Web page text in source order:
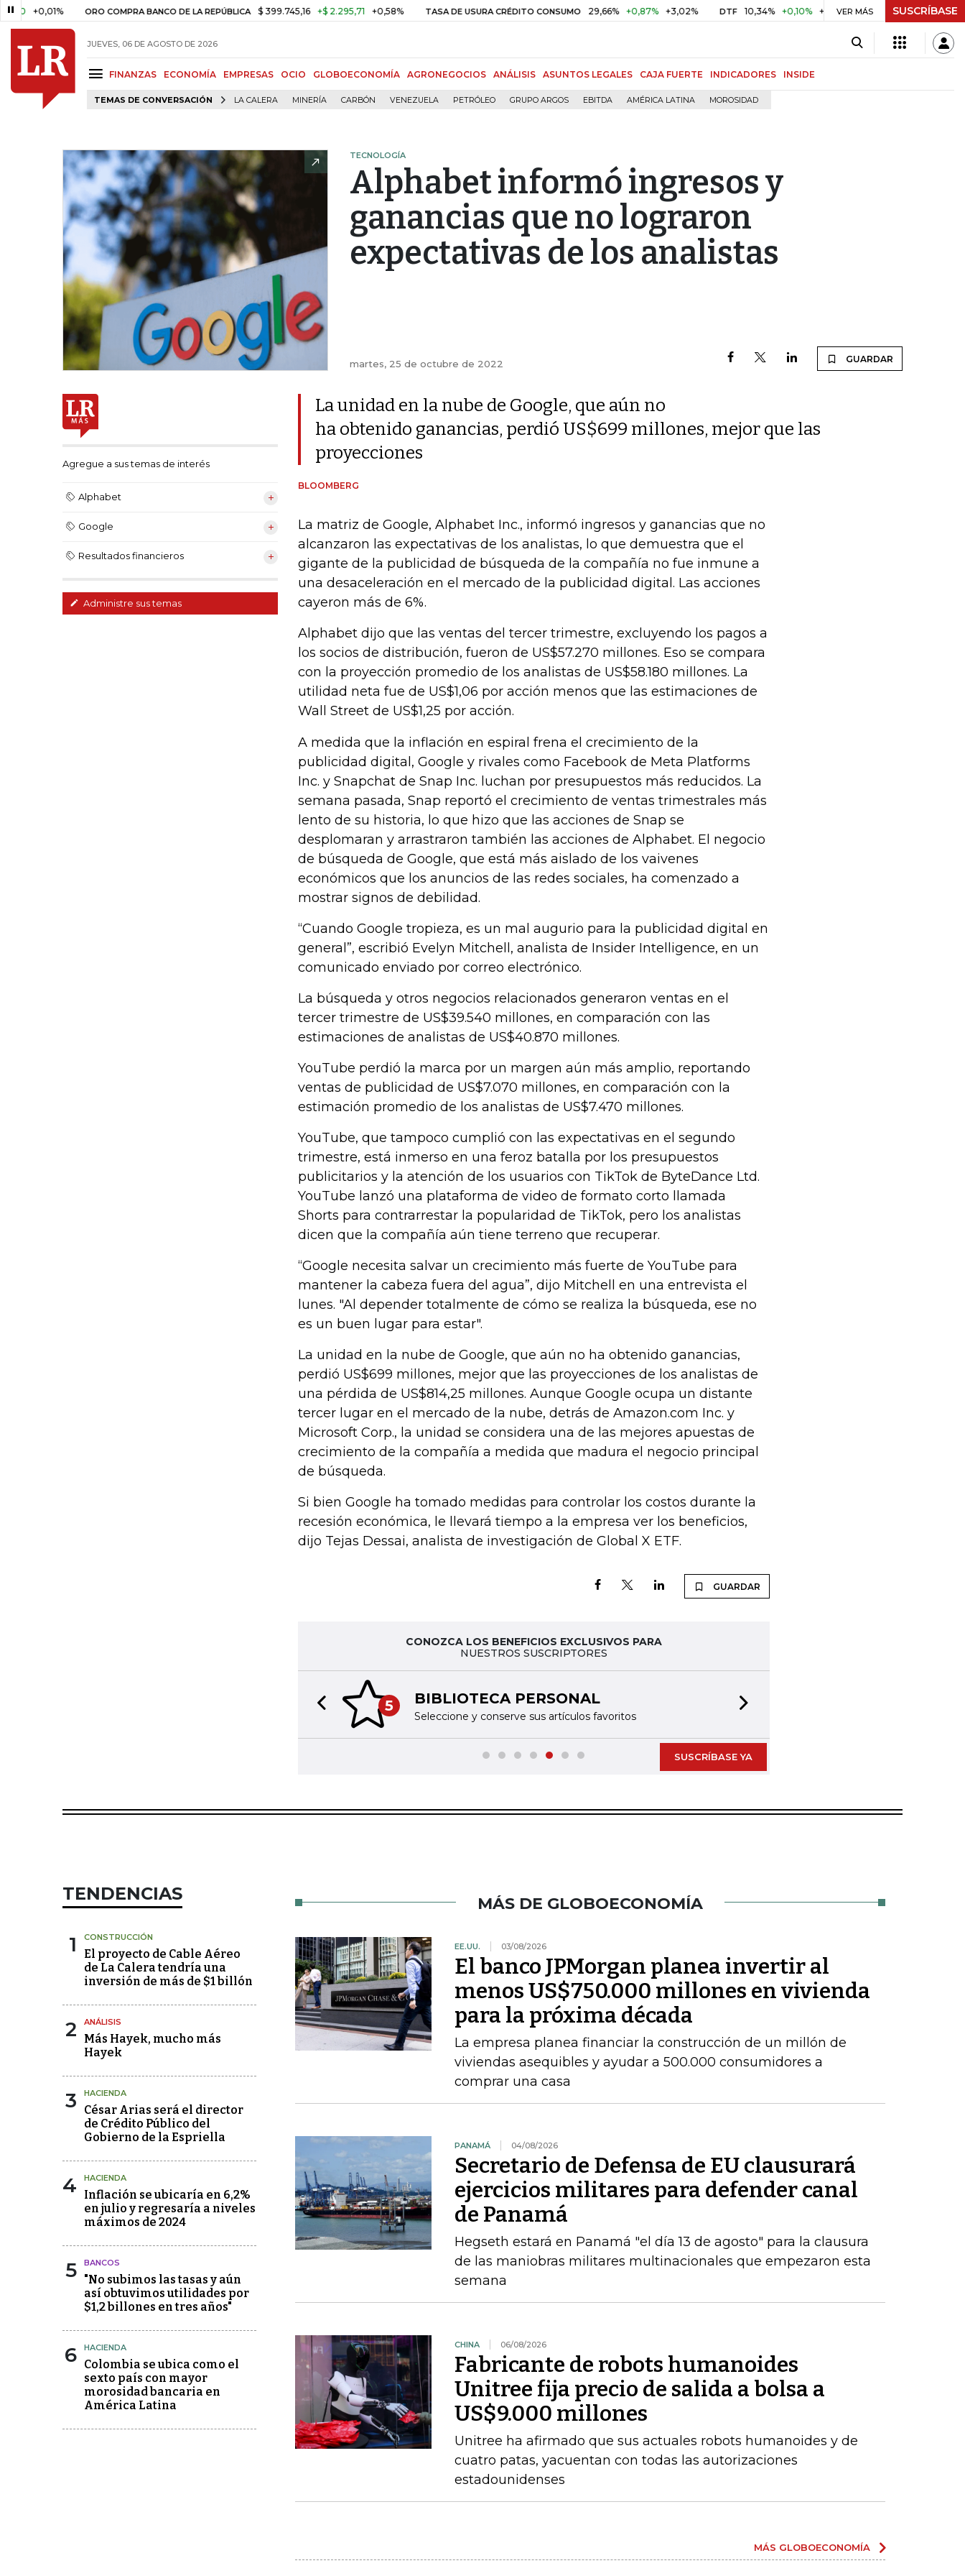
ORO COMPRA BANCO DE LA REPÚBLICA $ 399.745,16 +$ 2.295,71 +0,58% TASA DE USURA CRÉDITO CONSUMO 29,66% +0,87% +3,02% DTF 10,34% +0,10% +0,98% UVR $ 416,86 +$ 0,05 +0,01%
VER MÁS SUSCRÍBASE
JUEVES, 06 DE AGOSTO DE 2026
FINANZAS ECONOMÍA EMPRESAS OCIO GLOBOECONOMÍA AGRONEGOCIOS ANÁLISIS ASUNTOS LEGALES CAJA FUERTE INDICADORES INSIDE
TEMAS DE CONVERSACIÓN LA CALERA MINERÍA CARBÓN VENEZUELA PETRÓLEO GRUPO ARGOS EBITDA AMÉRICA LATINA MOROSIDAD
TECNOLOGÍA
Alphabet informó ingresos y
ganancias que no lograron
expectativas de los analistas
martes, 25 de octubre de 2022 GUARDAR
Agregue a sus temas de interés
Alphabet
Google
Resultados financieros
Administre sus temas
La unidad en la nube de Google, que aún no
ha obtenido ganancias, perdió US$699 millones, mejor que las
proyecciones
BLOOMBERG
La matriz de Google, Alphabet Inc., informó ingresos y ganancias que no
alcanzaron las expectativas de los analistas, lo que demuestra que el
gigante de la publicidad de búsqueda de la compañía no fue inmune a
una desaceleración en el mercado de la publicidad digital. Las acciones
cayeron más de 6%.
Alphabet dijo que las ventas del tercer trimestre, excluyendo los pagos a
los socios de distribución, fueron de US$57.270 millones. Eso se compara
con la proyección promedio de los analistas de US$58.180 millones. La
utilidad neta fue de US$1,06 por acción menos que las estimaciones de
Wall Street de US$1,25 por acción.
A medida que la inflación en espiral frena el crecimiento de la
publicidad digital, Google y rivales como Facebook de Meta Platforms
Inc. y Snapchat de Snap Inc. luchan por presupuestos más reducidos. La
semana pasada, Snap reportó el crecimiento de ventas trimestrales más
lento de su historia, lo que hizo que las acciones de Snap se
desplomaran y arrastraron también las acciones de Alphabet. El negocio
de búsqueda de Google, que está más aislado de los vaivenes
económicos que los anuncios de las redes sociales, ha comenzado a
mostrar signos de debilidad.
“Cuando Google tropieza, es un mal augurio para la publicidad digital en
general”, escribió Evelyn Mitchell, analista de Insider Intelligence, en un
comunicado enviado por correo electrónico.
La búsqueda y otros negocios relacionados generaron ventas en el
tercer trimestre de US$39.540 millones, en comparación con las
estimaciones de analistas de US$40.870 millones.
YouTube perdió la marca por un margen aún más amplio, reportando
ventas de publicidad de US$7.070 millones, en comparación con la
estimación promedio de los analistas de US$7.470 millones.
YouTube, que tampoco cumplió con las expectativas en el segundo
trimestre, está inmerso en una feroz batalla por los presupuestos
publicitarios y la atención de los usuarios con TikTok de ByteDance Ltd.
YouTube lanzó una plataforma de video de formato corto llamada
Shorts para contrarrestar la popularidad de TikTok, pero los analistas
dicen que la compañía aún tiene terreno que recuperar.
“Google necesita salvar un crecimiento más fuerte de YouTube para
mantener la cabeza fuera del agua”, dijo Mitchell en una entrevista el
lunes. "Al depender totalmente de cómo se realiza la búsqueda, ese no
es un buen lugar para estar".
La unidad en la nube de Google, que aún no ha obtenido ganancias,
perdió US$699 millones, mejor que las proyecciones de los analistas de
una pérdida de US$814,25 millones. Aunque Google ocupa un distante
tercer lugar en el mercado de la nube, detrás de Amazon.com Inc. y
Microsoft Corp., la unidad se considera una de las mejores apuestas de
crecimiento de la compañía a medida que madura el negocio principal
de búsqueda.
Si bien Google ha tomado medidas para controlar los costos durante la
recesión económica, le llevará tiempo a la empresa ver los beneficios,
dijo Tejas Dessai, analista de investigación de Global X ETF.
GUARDAR
CONOZCA LOS BENEFICIOS EXCLUSIVOS PARA
NUESTROS SUSCRIPTORES
5 BIBLIOTECA PERSONAL
Seleccione y conserve sus artículos favoritos
Previous slide
SUSCRÍBASE YA
TENDENCIAS
1 CONSTRUCCIÓN
El proyecto de Cable Aéreo
de La Calera tendría una
inversión de más de $1 billón
2 ANÁLISIS
Más Hayek, mucho más
Hayek
3 HACIENDA
César Arias será el director
de Crédito Público del
Gobierno de la Espriella
4 HACIENDA
Inflación se ubicaría en 6,2%
en julio y regresaría a niveles
máximos de 2024
5 BANCOS
"No subimos las tasas y aún
así obtuvimos utilidades por
$1,2 billones en tres años"
6 HACIENDA
Colombia se ubica como el
sexto país con mayor
morosidad bancaria en
América Latina
MÁS DE GLOBOECONOMÍA
EE.UU. 03/08/2026
El banco JPMorgan planea invertir al
menos US$750.000 millones en vivienda
para la próxima década
La empresa planea financiar la construcción de un millón de
viviendas asequibles y ayudar a 500.000 consumidores a
comprar una casa
PANAMÁ 04/08/2026
Secretario de Defensa de EU clausurará
ejercicios militares para defender canal
de Panamá
Hegseth estará en Panamá "el día 13 de agosto" para la clausura
de las maniobras militares multinacionales que empezaron esta
semana
CHINA 06/08/2026
Fabricante de robots humanoides
Unitree fija precio de salida a bolsa a
US$9.000 millones
Unitree ha afirmado que sus actuales robots humanoides y de
cuatro patas, yacuentan con todas las autorizaciones
estadounidenses
MÁS GLOBOECONOMÍA